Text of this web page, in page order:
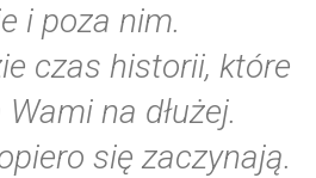
i poza nim.
czas historii, które
na dłużej.
się zaczynają.